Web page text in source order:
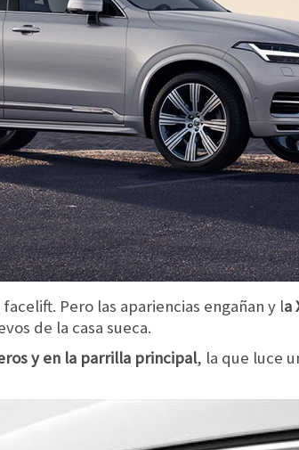
Pero las apariencias engañan y la
de la casa sueca.
y en la parrilla principal, la que luce